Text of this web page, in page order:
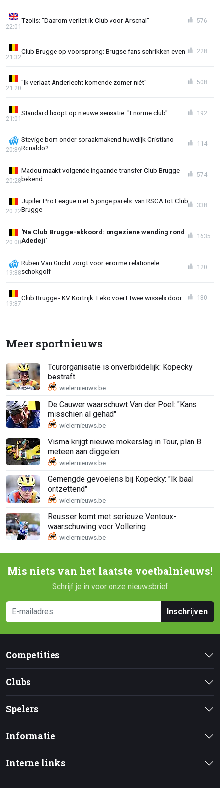
Tzolis: "Daarom verliet ik Club voor Arsenal"
22:01
576
Club Brugge op voorsprong: Brugse fans schrikken even
21:32
228
"Ik verlaat Anderlecht komende zomer niét"
21:20
508
Standard hoopt op nieuwe sensatie: "Enorme club"
21:01
192
Stevige bom onder spraakmakend huwelijk Cristiano
Ronaldo?
20:39
114
Madou maakt volgende ingaande transfer Club Brugge
bekend
20:28
574
Jupiler Pro League met 5 jonge parels: van RSCA tot Club
Brugge
20:22
338
'Na Club Brugge-akkoord: ongeziene wending rond
Adedeji'
20:00
1635
Ruben Van Gucht zorgt voor enorme relationele
schokgolf
19:38
120
Club Brugge - KV Kortrijk: Leko voert twee wissels door
19:37
130
Meer sportnieuws
Tourorganisatie is onverbiddelijk: Kopecky
bestraft
De Cauwer waarschuwt Van der Poel: "Kans
misschien al gehad"
Visma krijgt nieuwe mokerslag in Tour, plan B
meteen aan diggelen
Gemengde gevoelens bij Kopecky: "Ik baal
ontzettend"
Reusser komt met serieuze Ventoux-
waarschuwing voor Vollering
Mis niets van het laatste voetbalnieuws!
Schrijf je in voor onze nieuwsbrief
Inschrijven
Competities
Clubs
Spelers
Informatie
Interne links